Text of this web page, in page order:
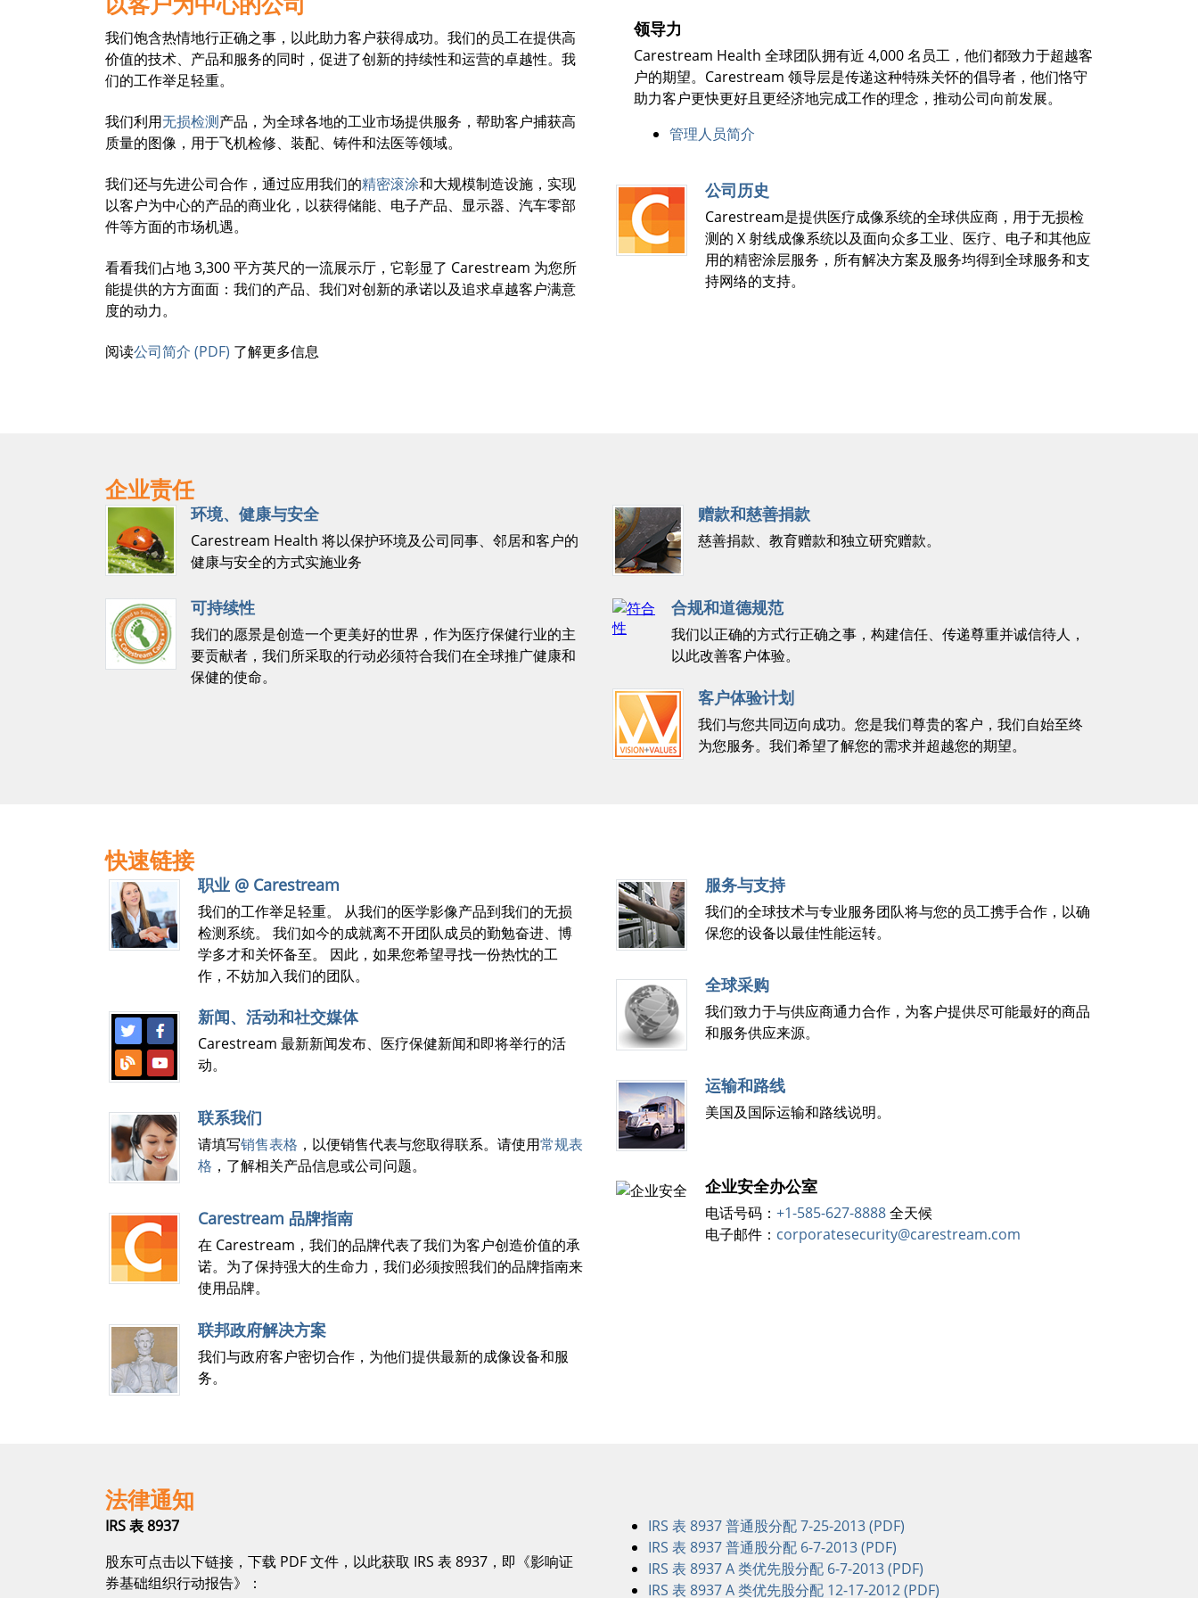
我们饱含热情地行正确之事，以此助力客户获得成功。我们的员工在提供高
价值的技术、产品和服务的同时，促进了创新的持续性和运营的卓越性。我
们的工作举足轻重。
我们利用无损检测产品，为全球各地的工业市场提供服务，帮助客户捕获高
质量的图像，用于飞机检修、装配、铸件和法医等领域。
我们还与先进公司合作，通过应用我们的精密滚涂和大规模制造设施，实现
以客户为中心的产品的商业化，以获得储能、电子产品、显示器、汽车零部
件等方面的市场机遇。
看看我们占地 3,300 平方英尺的一流展示厅，它彰显了 Carestream 为您所
能提供的方方面面：我们的产品、我们对创新的承诺以及追求卓越客户满意
度的动力。
阅读公司简介 (PDF) 了解更多信息
领导力
Carestream Health 全球团队拥有近 4,000 名员工，他们都致力于超越客
户的期望。Carestream 领导层是传递这种特殊关怀的倡导者，他们恪守
助力客户更快更好且更经济地完成工作的理念，推动公司向前发展。
管理人员简介
公司历史
Carestream是提供医疗成像系统的全球供应商，用于无损检
测的 X 射线成像系统以及面向众多工业、医疗、电子和其他应
用的精密涂层服务，所有解决方案及服务均得到全球服务和支
持网络的支持。
企业责任
环境、健康与安全
Carestream Health 将以保护环境及公司同事、邻居和客户的
健康与安全的方式实施业务
可持续性
我们的愿景是创造一个更美好的世界，作为医疗保健行业的主
要贡献者，我们所采取的行动必须符合我们在全球推广健康和
保健的使命。
赠款和慈善捐款
慈善捐款、教育赠款和独立研究赠款。
合规和道德规范
我们以正确的方式行正确之事，构建信任、传递尊重并诚信待人，
以此改善客户体验。
客户体验计划
我们与您共同迈向成功。您是我们尊贵的客户，我们自始至终
为您服务。我们希望了解您的需求并超越您的期望。
快速链接
职业 @ Carestream
我们的工作举足轻重。 从我们的医学影像产品到我们的无损
检测系统。 我们如今的成就离不开团队成员的勤勉奋进、博
学多才和关怀备至。 因此，如果您希望寻找一份热忱的工
作，不妨加入我们的团队。
新闻、活动和社交媒体
Carestream 最新新闻发布、医疗保健新闻和即将举行的活
动。
联系我们
请填写销售表格 ，以便销售代表与您取得联系。请使用常规表
格 ，了解相关产品信息或公司问题。
Carestream 品牌指南
在 Carestream，我们的品牌代表了我们为客户创造价值的承
诺。为了保持强大的生命力，我们必须按照我们的品牌指南来
使用品牌。
联邦政府解决方案
我们与政府客户密切合作，为他们提供最新的成像设备和服
务。
服务与支持
我们的全球技术与专业服务团队将与您的员工携手合作，以确
保您的设备以最佳性能运转。
全球采购
我们致力于与供应商通力合作，为客户提供尽可能最好的商品
和服务供应来源。
运输和路线
美国及国际运输和路线说明。
企业安全办公室
电话号码： +1-585-627-8888全天候
电子邮件： corporatesecurity@carestream.com
法律通知
IRS 表 8937
股东可点击以下链接，下载 PDF 文件，以此获取 IRS 表 8937，即《影响证
券基础组织行动报告》：
IRS 表 8937 普通股分配 7-25-2013 (PDF)
IRS 表 8937 普通股分配 6-7-2013 (PDF)
IRS 表 8937 A 类优先股分配 6-7-2013 (PDF)
IRS 表 8937 A 类优先股分配 12-17-2012 (PDF)